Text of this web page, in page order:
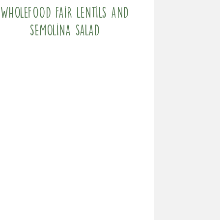
Wholefood fair lentils and
semolina salad